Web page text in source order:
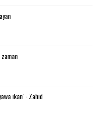
ikan' - Zahid